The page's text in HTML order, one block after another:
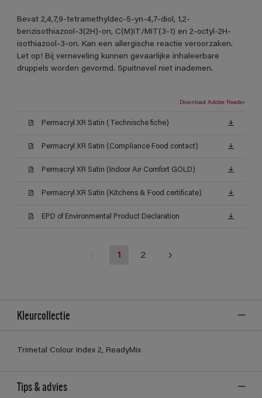
Bevat 2,4,7,9-tetramethyldec-5-yn-4,7-diol, 1,2-
benzisothiazool-3(2H)-on, C(M)IT/MIT(3-1) en 2-octyl-2H-
isothiazool-3-on. Kan een allergische reactie veroorzaken.
Let op! Bij verneveling kunnen gevaarlijke inhaleerbare
druppels worden gevormd. Spuitnevel niet inademen.
Download Adobe Reader
Permacryl XR Satin (Technische fiche)
Permacryl XR Satin (Compliance Food contact)
Permacryl XR Satin (Indoor Air Comfort GOLD)
Permacryl XR Satin (Kitchens & Food certificate)
EPD of Environmental Product Declaration
1 2
Kleurcollectie
Trimetal Colour Index 2, ReadyMix
Tips & advies